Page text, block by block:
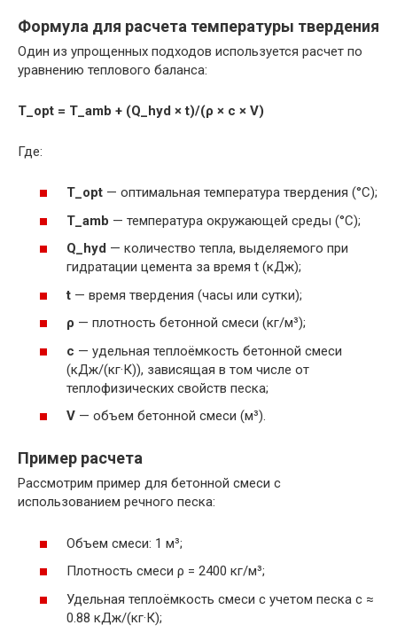
Формула для расчета температуры твердения
Один из упрощенных подходов используется расчет по
уравнению теплового баланса:
T_opt = T_amb + (Q_hyd × t)/(ρ × c × V)
Где:
T_opt — оптимальная температура твердения (°С);
T_amb — температура окружающей среды (°С);
Q_hyd — количество тепла, выделяемого при
гидратации цемента за время t (кДж);
t — время твердения (часы или сутки);
ρ — плотность бетонной смеси (кг/м³);
c — удельная теплоёмкость бетонной смеси
(кДж/(кг·К)), зависящая в том числе от
теплофизических свойств песка;
V — объем бетонной смеси (м³).
Пример расчета
Рассмотрим пример для бетонной смеси с
использованием речного песка:
Объем смеси: 1 м³;
Плотность смеси ρ = 2400 кг/м³;
Удельная теплоёмкость смеси с учетом песка c ≈
0.88 кДж/(кг·К);